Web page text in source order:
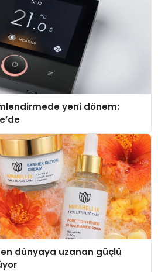
yeni dönem:
dünyaya uzanan güçlü